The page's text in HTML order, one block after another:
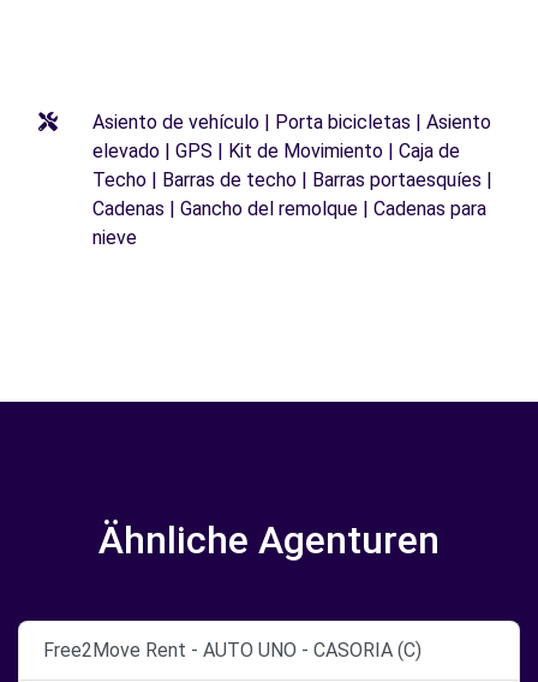
Asiento de vehículo | Porta bicicletas | Asiento
elevado | GPS | Kit de Movimiento | Caja de
Techo | Barras de techo | Barras portaesquíes |
Cadenas | Gancho del remolque | Cadenas para
nieve
Ähnliche Agenturen
Free2Move Rent - AUTO UNO - CASORIA (C)